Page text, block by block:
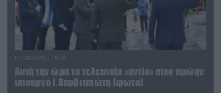
04.08.2026 | 15:02
Αυτή την ώρα το τελευταίο «αντίο» στον πρώην
υπουργό Ι.Βαρβιτσιώτη (φωτο)